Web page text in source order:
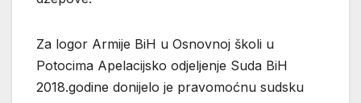
Za logor Armije BiH u Osnovnoj školi u
Potocima Apelacijsko odjeljenje Suda BiH
2018.godine donijelo je pravomoćnu sudsku